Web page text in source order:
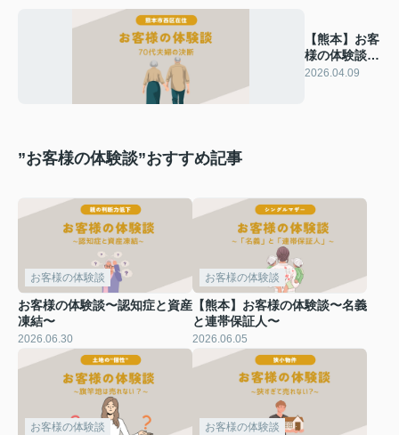
【熊本】お客
様の体験談〜
70代夫婦の決
2026.04.09
”お客様の体験談”おすすめ記事
お客様の体験談
お客様の体験談〜認知症と資産
凍結〜
2026.06.30
お客様の体験談
【熊本】お客様の体験談〜名義
と連帯保証人〜
2026.06.05
お客様の体験談 お客様の体験談